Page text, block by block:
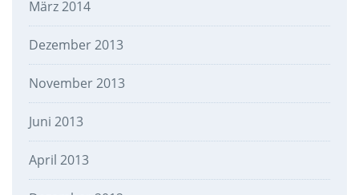
März 2014
Dezember 2013
November 2013
Juni 2013
April 2013